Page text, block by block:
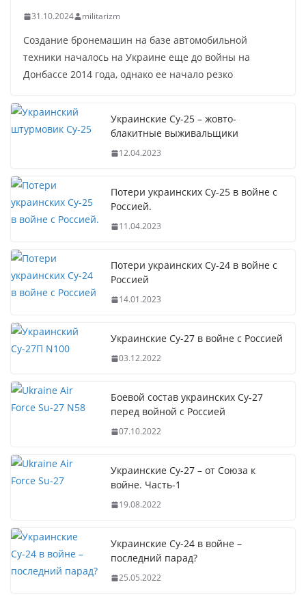
31.10.2024 militarizm
Создание бронемашин на базе автомобильной
техники началось на Украине еще до войны на
Донбассе 2014 года, однако ее начало резко
Украинские Су-25 – жовто-
блакитные выживальщики
12.04.2023
Потери украинских Су-25 в войне с
Россией.
11.04.2023
Потери украинских Су-24 в войне с
Россией
14.01.2023
Украинские Су-27 в войне с Россией
03.12.2022
Боевой состав украинских Су-27
перед войной с Россией
07.10.2022
Украинские Су-27 – от Союза к
войне. Часть-1
19.08.2022
Украинские Су-24 в войне –
последний парад?
25.05.2022